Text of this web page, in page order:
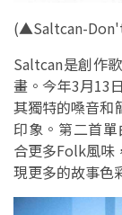
(▲Saltcan-
Saltcan是創作
畫。今年3月13
其獨特的嗓音和
印象。第二首
合更多Folk風味
現更多的故事色